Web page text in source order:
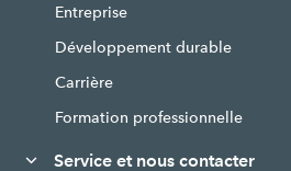
Entreprise
Développement durable
Carrière
Formation professionnelle
Service et nous contacter